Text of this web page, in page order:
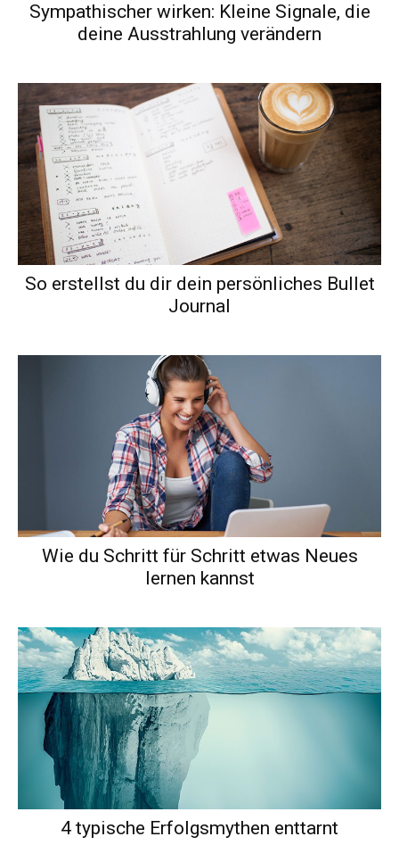
Sympathischer wirken: Kleine Signale, die
deine Ausstrahlung verändern
So erstellst du dir dein persönliches Bullet
Journal
Wie du Schritt für Schritt etwas Neues
lernen kannst
4 typische Erfolgsmythen enttarnt